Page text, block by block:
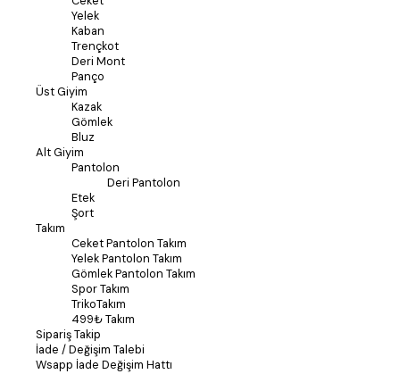
Yelek
Kaban
Trençkot
Deri Mont
Panço
Üst Giyim
Kazak
Gömlek
Bluz
Alt Giyim
Pantolon
Deri Pantolon
Etek
Şort
Takım
Ceket Pantolon Takım
Yelek Pantolon Takım
Gömlek Pantolon Takım
Spor Takım
TrikoTakım
499₺ Takım
Sipariş Takip
İade / Değişim Talebi
Wsapp İade Değişim Hattı